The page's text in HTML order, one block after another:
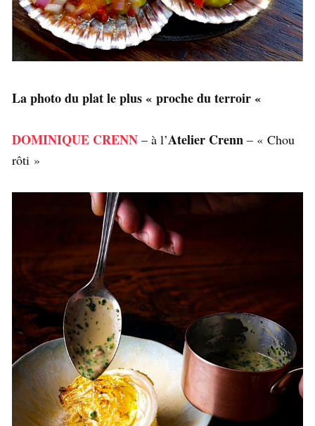
La photo du plat le plus « proche du terroir «
DOMINIQUE CRENN – à l’Atelier Crenn – « Chou
rôti »